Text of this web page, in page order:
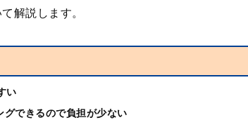
解説します。
い
できるので負担が少ない